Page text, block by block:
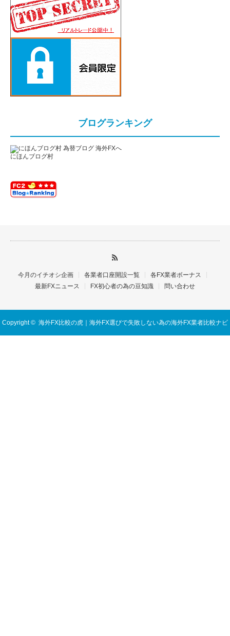
ブログランキング
にほんブログ村
今月のイチオシ企画 各業者口座開設一覧
各FX業者ボーナス
最新FXニュース
FX初心者の為の豆知識 問い合わせ
Copyright © 海外FX比較の虎｜海外FX選びで失敗しない為の海外FX業者比較ナビ